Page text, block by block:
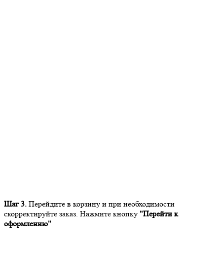
Шаг 3. Перейдите в корзину и при необходимости
скорректируйте заказ. Нажмите кнопку "Перейти к
оформлению".